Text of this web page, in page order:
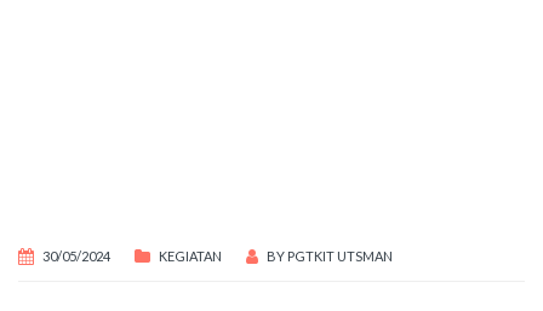
30/05/2024 KEGIATAN BY PGTKIT UTSMAN